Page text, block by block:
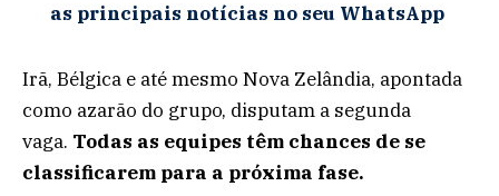
as principais notícias no seu WhatsApp
Irã, Bélgica e até mesmo Nova Zelândia, apontada
como azarão do grupo, disputam a segunda
vaga. Todas as equipes têm chances de se
classificarem para a próxima fase.